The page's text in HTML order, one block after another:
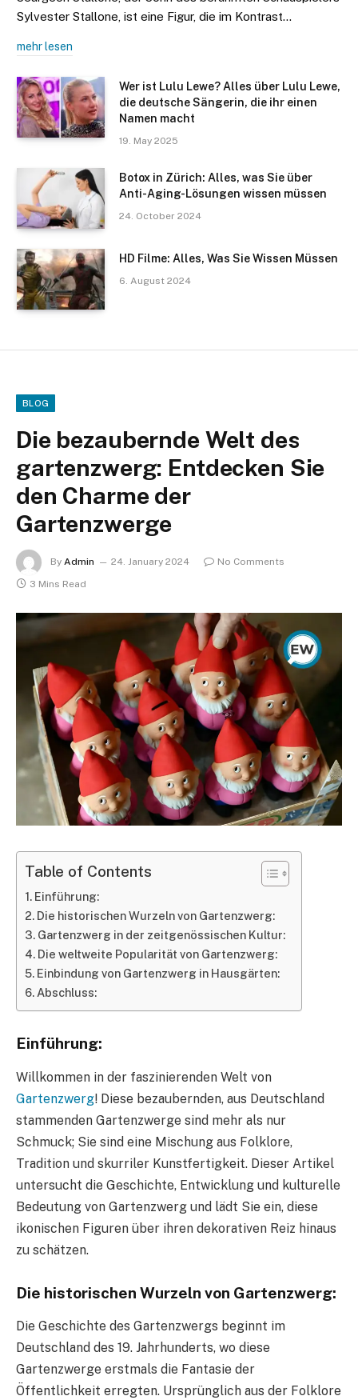
Sylvester Stallone, ist eine Figur, die im Kontrast…
mehr lesen
Wer ist Lulu Lewe? Alles über Lulu Lewe,
die deutsche Sängerin, die ihr einen
Namen macht
19. May 2025
Botox in Zürich: Alles, was Sie über
Anti-Aging-Lösungen wissen müssen
24. October 2024
HD Filme: Alles, Was Sie Wissen Müssen
6. August 2024
BLOG
Die bezaubernde Welt des
gartenzwerg: Entdecken Sie
den Charme der
Gartenzwerge
By Admin 24. January 2024
No Comments
3 Mins Read
Table of Contents
Einführung:
Die historischen Wurzeln von Gartenzwerg:
Gartenzwerg in der zeitgenössischen Kultur:
Die weltweite Popularität von Gartenzwerg:
Einbindung von Gartenzwerg in Hausgärten:
Abschluss:
Einführung:
Willkommen in der faszinierenden Welt von
Gartenzwerg! Diese bezaubernden, aus Deutschland
stammenden Gartenzwerge sind mehr als nur
Schmuck; Sie sind eine Mischung aus Folklore,
Tradition und skurriler Kunstfertigkeit. Dieser Artikel
untersucht die Geschichte, Entwicklung und kulturelle
Bedeutung von Gartenzwerg und lädt Sie ein, diese
ikonischen Figuren über ihren dekorativen Reiz hinaus
zu schätzen.
Die historischen Wurzeln von Gartenzwerg:
Die Geschichte des Gartenzwergs beginnt im
Deutschland des 19. Jahrhunderts, wo diese
Gartenzwerge erstmals die Fantasie der
Öffentlichkeit erregten. Ursprünglich aus der Folklore